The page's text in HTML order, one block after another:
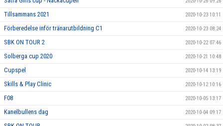
Tillsammans 2021 2020-10-23 10:11
Förberedelse inför tränarutbildning C1 2020-10-23 08:24
SBK ON TOUR 2 2020-10-22 07:46
Solberga cup 2020 2020-10-21 10:48
Cupspel 2020-10-14 13:19
Skills & Play Clinic 2020-10-12 10:16
F08 2020-10-05 13:17
Kanelbullens dag 2020-10-04 09:17